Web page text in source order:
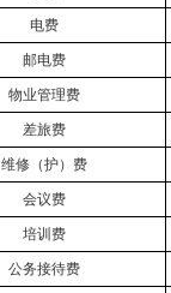
电费
邮电费
物业管理费
差旅费
维修（护）费
会议费
培训费
公务接待费